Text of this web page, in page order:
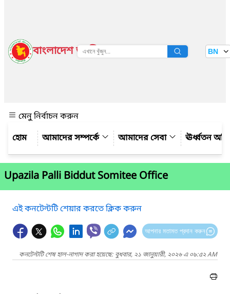
বাংলাদেশ জাতীয় তথ্য বাতায়ন BN
মেনু নির্বাচন করুন
আমাদের সম্পর্কে
আমাদের সেবা ঊর্ধ্বতন
Upazila Palli Biddut Somitee Office
এই কনটেন্টটি শেয়ার করতে ক্লিক করুন
আপনার মতামত প্রদান করুন
কনটেন্টটি শেষ হাল-নাগাদ করা হয়েছে: বুধবার, ২১ জানুয়ারী, ২০২৬ এ ০৯:৫২ AM